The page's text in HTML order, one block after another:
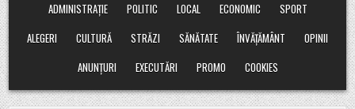
ADMINISTRAȚIE
POLITIC LOCAL ECONOMIC
SPORT
ALEGERI
CULTURĂ STRĂZI SĂNĂTATE ÎNVĂȚĂMÂNT
OPINII
ANUNȚURI
EXECUTĂRI PROMO COOKIES